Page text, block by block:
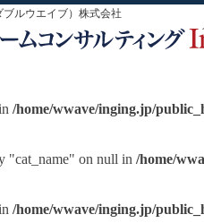
ブルウエイブ）株式会社
/home/wwave/inging.jp/
"cat_name" on null in /home/
/home/wwave/inging.jp/